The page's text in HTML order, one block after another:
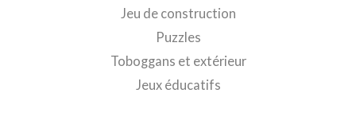
Jeu de construction
Puzzles
Toboggans et extérieur
Jeux éducatifs